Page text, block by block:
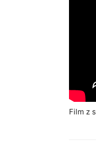
Film z